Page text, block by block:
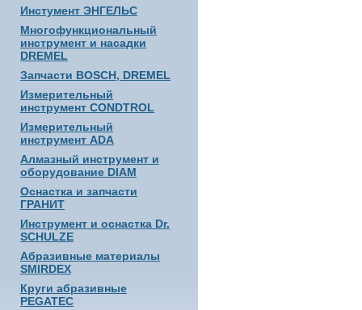
Инстумент ЭНГЕЛЬС
Многофункциональный
инструмент и насадки
DREMEL
Запчасти BOSCH, DREMEL
Измерительный
инструмент CONDTROL
Измерительный
инструмент ADA
Алмазный инструмент и
оборудование DIAM
Оснастка и запчасти
ГРАНИТ
Инструмент и оснастка Dr.
SCHULZE
Абразивные материалы
SMIRDEX
Круги абразивные
PEGATEC